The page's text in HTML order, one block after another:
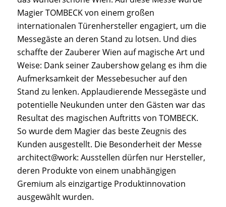
Magier TOMBECK von einem großen
internationalen Türenhersteller engagiert, um die
Messegäste an deren Stand zu lotsen. Und dies
schaffte der Zauberer Wien auf magische Art und
Weise: Dank seiner Zaubershow gelang es ihm die
Aufmerksamkeit der Messebesucher auf den
Stand zu lenken. Applaudierende Messegäste und
potentielle Neukunden unter den Gästen war das
Resultat des magischen Auftritts von TOMBECK.
So wurde dem Magier das beste Zeugnis des
Kunden ausgestellt. Die Besonderheit der Messe
architect@work: Ausstellen dürfen nur Hersteller,
deren Produkte von einem unabhängigen
Gremium als einzigartige Produktinnovation
ausgewählt wurden.